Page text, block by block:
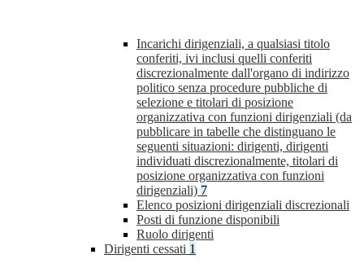
Incarichi dirigenziali, a qualsiasi titolo
conferiti, ivi inclusi quelli conferiti
discrezionalmente dall'organo di indirizzo
politico senza procedure pubbliche di
selezione e titolari di posizione
organizzativa con funzioni dirigenziali (da
pubblicare in tabelle che distinguano le
seguenti situazioni: dirigenti, dirigenti
individuati discrezionalmente, titolari di
posizione organizzativa con funzioni
dirigenziali) 7
Elenco posizioni dirigenziali discrezionali
Posti di funzione disponibili
Ruolo dirigenti
Dirigenti cessati 1